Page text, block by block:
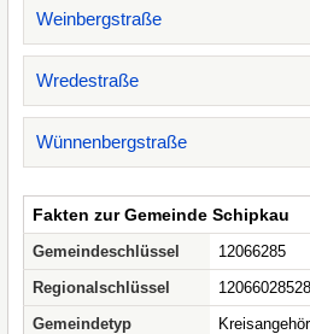
Weinbergstraße
Wredestraße
Wünnenbergstraße
Fakten zur Gemeinde Schipkau
Gemeindeschlüssel
12066285
Regionalschlüssel
Gemeindetyp